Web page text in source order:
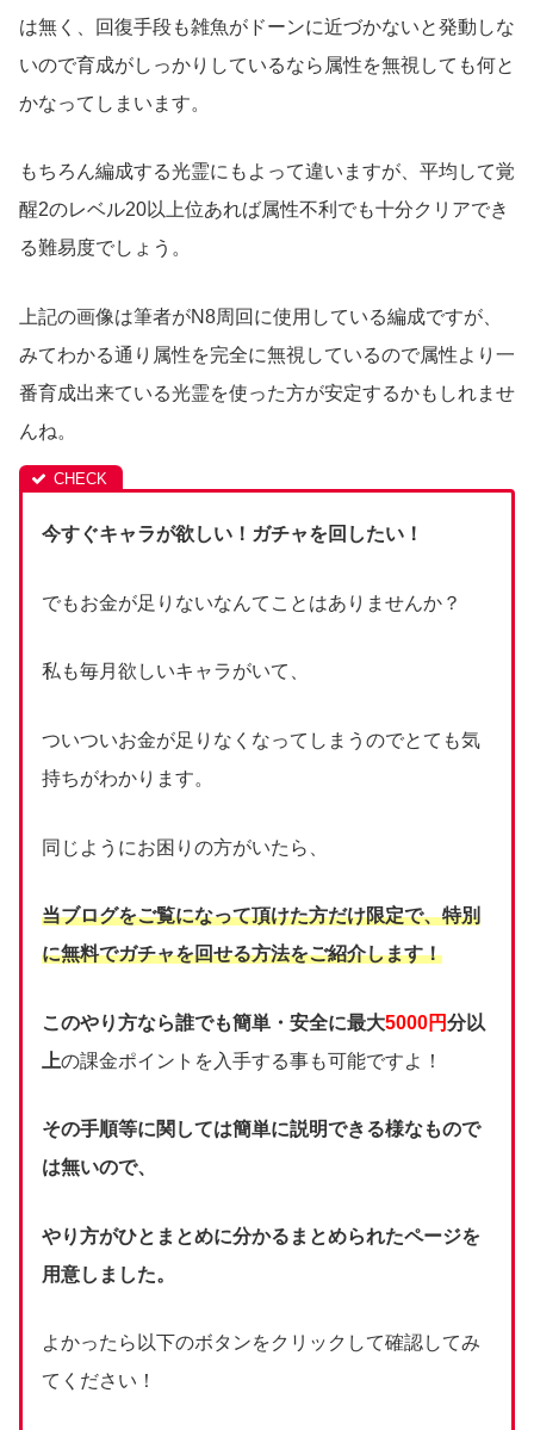
は無く、回復手段も雑魚がドーンに近づかないと発動しな
いので育成がしっかりしているなら属性を無視しても何と
かなってしまいます。
もちろん編成する光霊にもよって違いますが、平均して覚
醒2のレベル20以上位あれば属性不利でも十分クリアでき
る難易度でしょう。
上記の画像は筆者がN8周回に使用している編成ですが、
みてわかる通り属性を完全に無視しているので属性より一
番育成出来ている光霊を使った方が安定するかもしれませ
んね。
今すぐキャラが欲しい！ガチャを回したい！
でもお金が足りないなんてことはありませんか？
私も毎月欲しいキャラがいて、
ついついお金が足りなくなってしまうのでとても気
持ちがわかります。
同じようにお困りの方がいたら、
当ブログをご覧になって頂けた方だけ限定で、特別
に無料でガチャを回せる方法をご紹介します！
このやり方なら誰でも簡単・安全に最大5000円分以
上の課金ポイントを入手する事も可能ですよ！
その手順等に関しては簡単に説明できる様なもので
は無いので、
やり方がひとまとめに分かるまとめられたページを
用意しました。
よかったら以下のボタンをクリックして確認してみ
てください！